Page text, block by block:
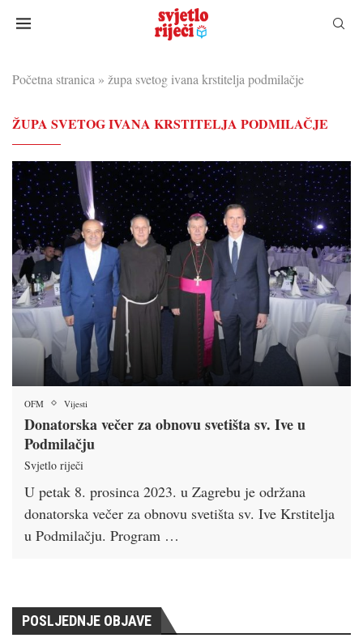
Početna stranica » župa svetog ivana krstitelja podmilačje
ŽUPA SVETOG IVANA KRSTITELJA PODMILAČJE
OFM Vijesti
Donatorska večer za obnovu svetišta sv. Ive u
Podmilačju
Svjetlo riječi
U petak 8. prosinca 2023. u Zagrebu je održana
donatorska večer za obnovu svetišta sv. Ive Krstitelja
u Podmilačju. Program …
POSLJEDNJE OBJAVE